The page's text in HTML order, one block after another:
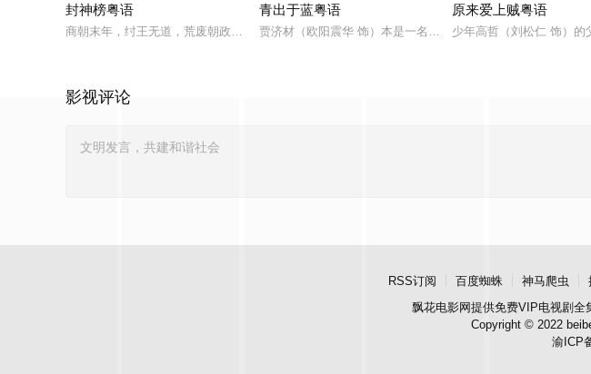
封神榜粤语
商朝末年，纣王无道，荒废朝政，民不聊生。商朝四大名将之一李靖（元华饰）之妻殷十娘（苑琼丹
青出于蓝粤语
贾济材（欧阳震华 饰）本是一名商界精英，但受老板所托极不
原来爱上贼粤语
少年高哲（刘松仁 饰）的
影视评论
RSS订阅 百度蜘蛛 神马爬虫
飘花电影网提供免费VIP电视剧全
Copyright © 2022
渝ICP